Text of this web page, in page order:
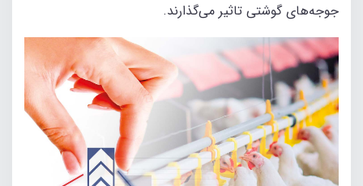
جوجه‌های گوشتی تاثیر می‌گذارند.